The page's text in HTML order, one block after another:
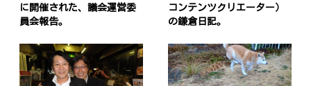
に開催された、議会運営委
員会報告。
コンテンツクリエーター）
の鎌倉日記。